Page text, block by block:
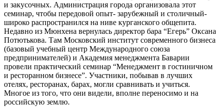
и закусочных. Администрация города организовала этот
семинар, чтобы передовой опыт- зарубежный и столичный-
широко распространился на ниве курганского общепита.
Недавно из Мюнхена вернулась директор бара “Егерь” Оксана
Потютькова. Там Московский институт современного бизнеса
(базовый учебный центр Международного союза
предпринимателей) и Академия менеджмента Баварии
провели практический семинар “Менеджмент в гостиничном
и ресторанном бизнесе”. Участники, побывав в лучших
отелях, ресторанах, барах, могли сравнивать и учиться.
Многое из того, что они видели, вполне переносимо и на
российскую землю.